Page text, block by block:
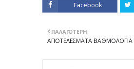
Facebook
ΠΑΛΑΙΌΤΕΡΗ
ΑΠΟΤΕΛΕΣΜΑΤΑ ΒΑΘΜΟΛΟΓΙΑ